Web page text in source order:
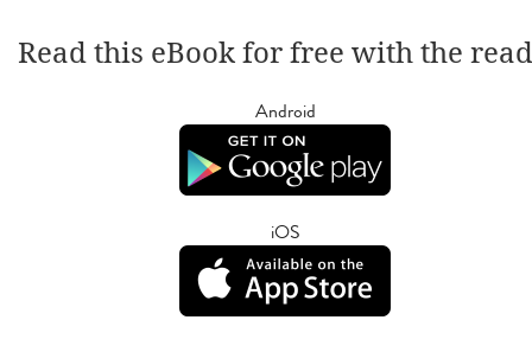
Read this eBook for free with the
Android
iOS